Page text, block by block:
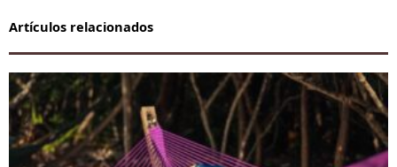
Artículos relacionados